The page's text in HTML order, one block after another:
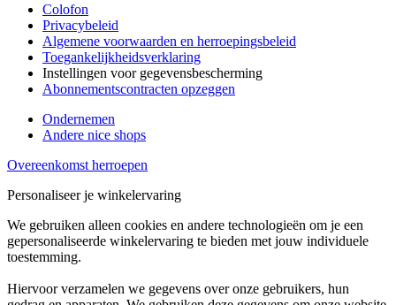
Colofon
Privacybeleid
Algemene voorwaarden en herroepingsbeleid
Toegankelijkheidsverklaring
Instellingen voor gegevensbescherming
Abonnementscontracten opzeggen
Ondernemen
Andere nice shops
Overeenkomst herroepen
Personaliseer je winkelervaring
We gebruiken alleen cookies en andere technologieën om je een
gepersonaliseerde winkelervaring te bieden met jouw individuele
toestemming.
Hiervoor verzamelen we gegevens over onze gebruikers, hun